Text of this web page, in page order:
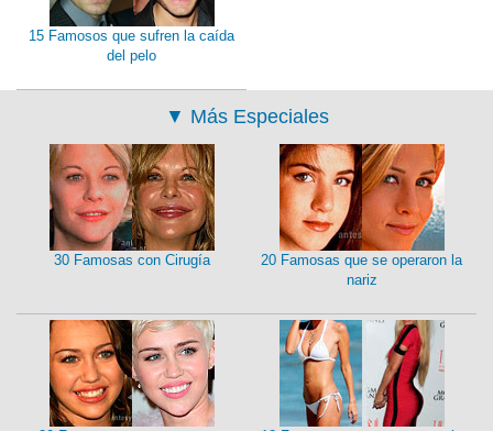
15 Famosos que sufren la caída
del pelo
▼ Más Especiales
30 Famosas con Cirugía
20 Famosas que se operaron la
nariz